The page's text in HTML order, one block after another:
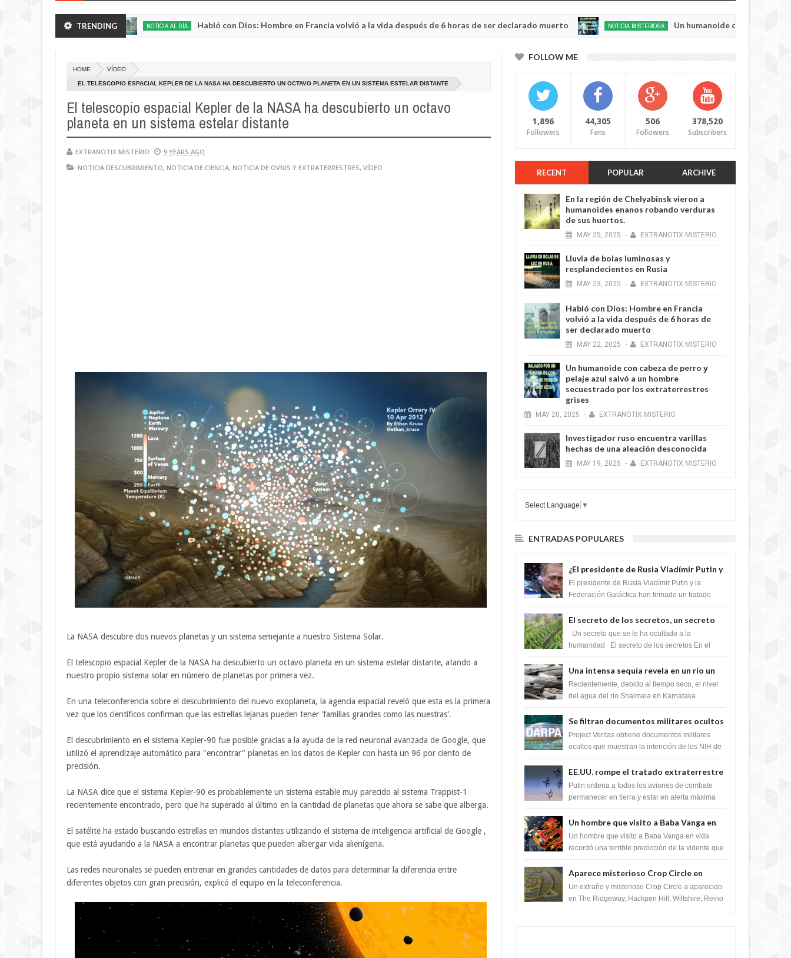
TRENDING
en Rusia
May
NOTICIA AL DÍA Habló con Dios: Hombre en Francia volvió a la vida después de 6 horas de ser declarado muerto
20250
NOTICIA MISTERIOSA Un humanoide con cabeza de perro у
HOME VÍDEO
EL TELESCOPIO ESPACIAL KEPLER DE LA NASA HA DESCUBIERTO UN OCTAVO PLANETA EN UN SISTEMA ESTELAR DISTANTE
El telescopio espacial Kepler de la NASA ha descubierto un octavo
planeta en un sistema estelar distante
EXTRANOTIX MISTERIO
9 YEARS AGO
NOTICIA DESCUBRIMIENTO, NOTICIA DE CIENCIA, NOTICIA DE OVNIS Y EXTRATERRESTRES, VÍDEO
La NASA descubre dos nuevos planetas y un sistema semejante a nuestro Sistema Solar.
El telescopio espacial Kepler de la NASA ha descubierto un octavo planeta en un sistema estelar distante, atando a
nuestro propio sistema solar en número de planetas por primera vez.
En una teleconferencia sobre el descubrimiento del nuevo exoplaneta, la agencia espacial reveló que esta es la primera
vez que los científicos confirman que las estrellas lejanas pueden tener 'familias grandes como las nuestras'.
El descubrimiento en el sistema Kepler-90 fue posible gracias a la ayuda de la red neuronal avanzada de Google, que
utilizó el aprendizaje automático para "encontrar" planetas en los datos de Kepler con hasta un 96 por ciento de
precisión.
La NASA dice que el sistema Kepler-90 es probablemente un sistema estable muy parecido al sistema Trappist-1
recientemente encontrado, pero que ha superado al último en la cantidad de planetas que ahora se sabe que alberga.
El satélite ha estado buscando estrellas en mundos distantes utilizando el sistema de inteligencia artificial de Google ,
que está ayudando a la NASA a encontrar planetas que pueden albergar vida alienígena.
Las redes neuronales se pueden entrenar en grandes cantidades de datos para determinar la diferencia entre
diferentes objetos con gran precisión, explicó el equipo en la teleconferencia.
FOLLOW ME
1,896
Followers
44,305
Fans
506
Followers
378,520
Subscribers
RECENT POPULAR ARCHIVE
En la región de Chelyabinsk vieron a
humanoides enanos robando verduras
de sus huertos.
MAY 25, 2025 - EXTRANOTIX MISTERIO
Lluvia de bolas luminosas y
resplandecientes en Rusia
MAY 23, 2025 - EXTRANOTIX MISTERIO
Habló con Dios: Hombre en Francia
volvió a la vida después de 6 horas de
ser declarado muerto
MAY 22, 2025 - EXTRANOTIX MISTERIO
Un humanoide con cabeza de perro у
pelaje azul salvó a un hombre
secuestrado por los extraterrestres
grises
MAY 20, 2025 - EXTRANOTIX MISTERIO
Investigador ruso encuentra varillas
hechas de una aleación desconocida
MAY 19, 2025 - EXTRANOTIX MISTERIO
Select Language ▼
ENTRADAS POPULARES
¿El presidente de Rusia Vladímir Putin y
la Federación Galactica han firmado un
tratado para acabar con los Sionistas?
El presidente de Rusia Vladímir Putin y la
Federación Galáctica han firmado un tratado
Si...
El secreto de los secretos, un secreto
que cambiaría por completo el destino
de la humanidad
Un secreto que se le ha ocultado a la
humanidad El secreto de los secretos En el
m...
Una intensa sequía revela en un río un
impresionante hallazgo de miles de
Shiva Lingas
Recientemente, debido al tiempo seco, el nivel
del agua del río Shalmala en Karnataka
Shiv...
Se filtran documentos militares ocultos
que muestran la intención de los NIH de
crear el SARS-CoV-2, utilizando la
Project Veritas obtiene documentos militares
ocultos que muestran la intención de los NIH de
EE.UU. rompe el tratado extraterrestre
y se prepara para destruir el misterioso
satélite "Caballero Negro"
Putin ordena a todos los aviones de combate
permanecer en tierra y estar en alerta máxima
el ...
Un hombre que visito a Baba Vanga en
vida recordó la terrible predicción de la
vidente para febrero de 2022.
Un hombre que visito a Baba Vanga en vida
recordó una terrible predicción de la vidente que
pron...
Aparece misterioso Crop Circle en
Reino Unido 23 de junio 2016
Un extraño y misterioso Crop Circle a aparecido
en The Ridgeway, Hackpen Hill, Wiltshire, Reino